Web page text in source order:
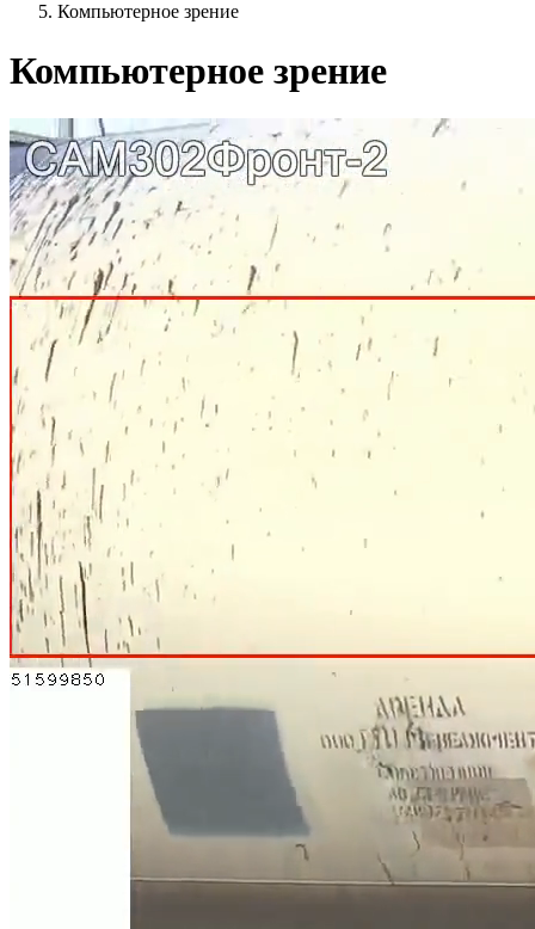
Компьютерное зрение
Компьютерное зрение